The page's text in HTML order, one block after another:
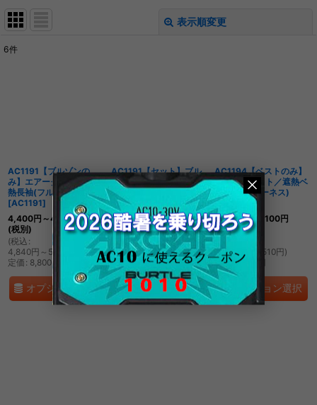
表示順変更
6件
AC1191【ブルゾンの
み】エアークラフト／遮
熱長袖(フルハーネス)
[AC1191]
4,400円 ～4,600円
(税別)
(税込 :
4,840円 ～5,060
定価 : 8,800円
オプション選択
AC1191【セット】ブル
ゾン・ファン・バッテリ
ー(充電器付)／遮熱長袖
(フルハーネス)
[AC1191SET]
4,400円～(税別)
税込: 4,840 円～)
定価: 8,800 円
オプション選択
AC1194【ベストのみ】
エアークラフト／遮熱ベ
スト(フルハーネス)
[AC1194
3,900円～4,100円
(税別)
4,290円 ～4,510円)
定価: 7,800 円
オプション選択